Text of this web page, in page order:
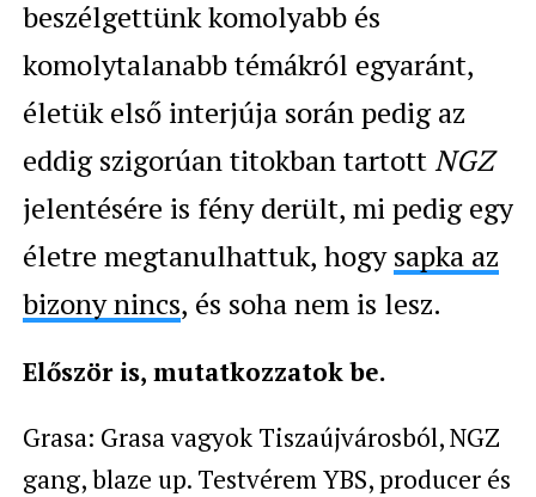
beszélgettünk komolyabb és
komolytalanabb témákról egyaránt,
életük első interjúja során pedig az
eddig szigorúan titokban tartottNGZ
jelentésére is fény derült, mi pedig egy
életre megtanulhattuk, hogysapka az
bizony nincs, és soha nem is lesz.
Először is, mutatkozzatok be.
Grasa: Grasa vagyok Tiszaújvárosból, NGZ
gang, blaze up. Testvérem YBS, producer és